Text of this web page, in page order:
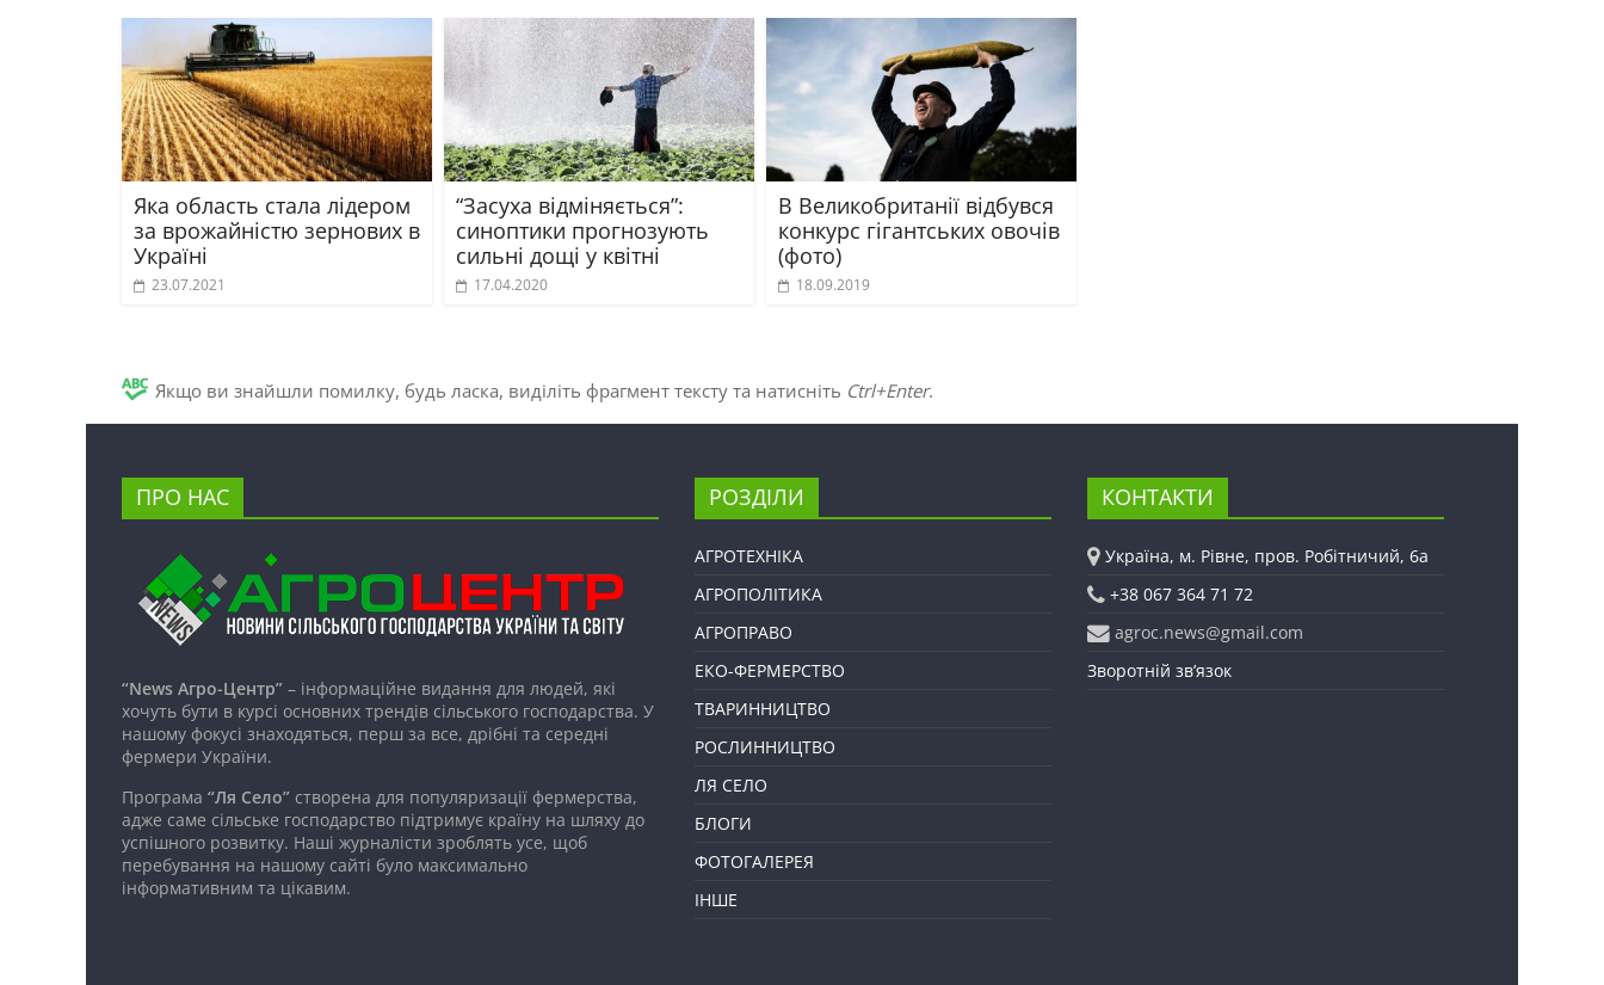
Яка область стала лідером
за врожайністю зернових в
Україні
23.07.2021
“Засуха відміняється”:
синоптики прогнозують
сильні дощі у квітні
17.04.2020
В Великобританії відбувся
конкурс гігантських овочів
(фото)
18.09.2019
Якщо ви знайшли помилку, будь ласка, виділіть фрагмент тексту та натисніть Ctrl+Enter.
ПРО НАС
“News Агро-Центр” – інформаційне видання для людей, які
хочуть бути в курсі основних трендів сільського господарства. У
нашому фокусі знаходяться, перш за все, дрібні та середні
фермери України.
Програма “Ля Село” створена для популяризації фермерства,
адже саме сільське господарство підтримує країну на шляху до
успішного розвитку. Наші журналісти зроблять усе, щоб
перебування на нашому сайті було максимально
інформативним та цікавим.
РОЗДІЛИ
АГРОТЕХНІКА
АГРОПОЛІТИКА
АГРОПРАВО
ЕКО-ФЕРМЕРСТВО
ТВАРИННИЦТВО
РОСЛИННИЦТВО
ЛЯ СЕЛО
БЛОГИ
ФОТОГАЛЕРЕЯ
ІНШЕ
КОНТАКТИ
Україна, м. Рівне, пров. Робітничий, 6а
+38 067 364 71 72
agroc.news@gmail.com
Зворотній зв’язок